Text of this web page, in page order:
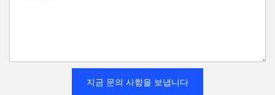
지금 문의 사항을 보냅니다